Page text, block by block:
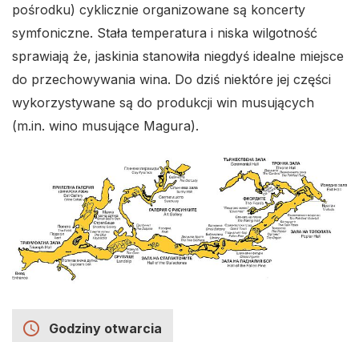
pośrodku) cyklicznie organizowane są koncerty
symfoniczne. Stała temperatura i niska wilgotność
sprawiają że, jaskinia stanowiła niegdyś idealne miejsce
do przechowywania wina. Do dziś niektóre jej części
wykorzystywane są do produkcji win musujących
(m.in. wino musujące Magura).
access_time Godziny otwarcia